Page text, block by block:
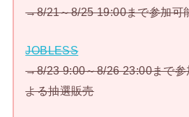
→8/21～8/25 19:00まで参加可
JOBLESS
→8/23 9:00～8/26 23:00まで参
よる抽選販売